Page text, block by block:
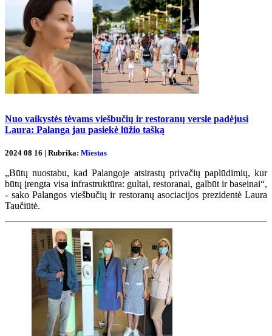
Nuo vaikystės tėvams viešbučių ir restoranų versle padėjusi
Laura: Palanga jau pasiekė lūžio tašką
2024 08 16 | Rubrika: Miestas
„Būtų nuostabu, kad Palangoje atsirastų privačių paplūdimių, kur
būtų įrengta visa infrastruktūra: gultai, restoranai, galbūt ir baseinai“,
- sako Palangos viešbučių ir restoranų asociacijos prezidentė Laura
Taučiūtė.